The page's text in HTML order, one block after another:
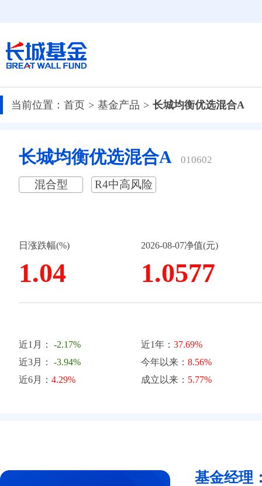
当前位置： 首页 基金产品 长城均衡优选混合A
长城均衡优选混合A 010602
混合型 R4中高风险
日涨跌幅(%)
1.04
2026-08-07净值(元)
1.0577
近1月： -2.17%
近3月： -3.94%
近6月： 4.29%
近1年：37.69%
今年以来：8.56%
成立以来： 5.77%
基金经理